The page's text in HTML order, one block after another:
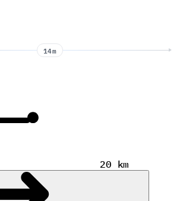
14m
20 km